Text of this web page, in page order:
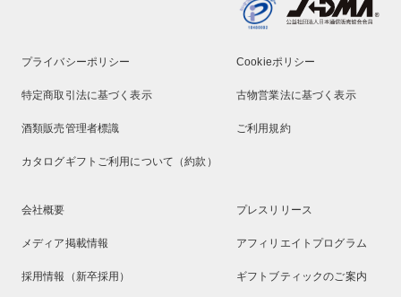
プライバシーポリシー Cookieポリシー
特定商取引法に基づく表示 古物営業法に基づく表示
酒類販売管理者標識 ご利用規約
カタログギフトご利用について（約款）
会社概要 プレスリリース
メディア掲載情報 アフィリエイトプログラム
採用情報（新卒採用） ギフトブティックのご案内